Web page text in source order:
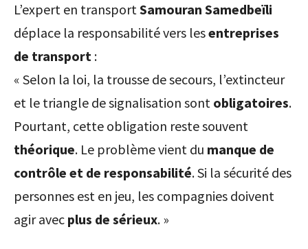
L’expert en transportSamouran Samedbeïli
déplace la responsabilité vers lesentreprises
de transport :
« Selon la loi, la trousse de secours, l’extincteur
et le triangle de signalisation sont obligatoires.
Pourtant, cette obligation reste souvent
théorique. Le problème vient du manque de
contrôle et de responsabilité. Si la sécurité des
personnes est en jeu, les compagnies doivent
agir avec plus de sérieux. »